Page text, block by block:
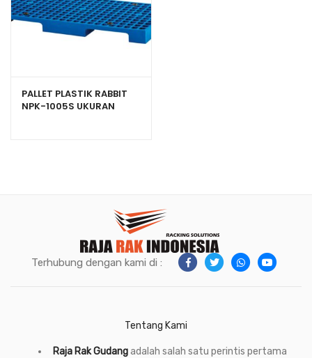
PALLET PLASTIK RABBIT
NPK-1005S UKURAN
Terhubung dengan kami di :
Tentang Kami
Raja Rak Gudangadalah salah satu perintis pertama